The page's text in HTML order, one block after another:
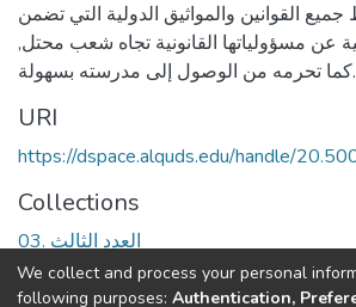
القوانين والمواثيق الدولية التي تضمن
عن مسؤولياتها القانونية تجاه شعب محتل,
كما تحرمه من الوصول إلى مدرسته بسهولة.
URI
https://dspace.alquds.edu/handle/
Collections
03. العدد الثالث
Full item page
We collect and process your personal
following purposes: Authentication,